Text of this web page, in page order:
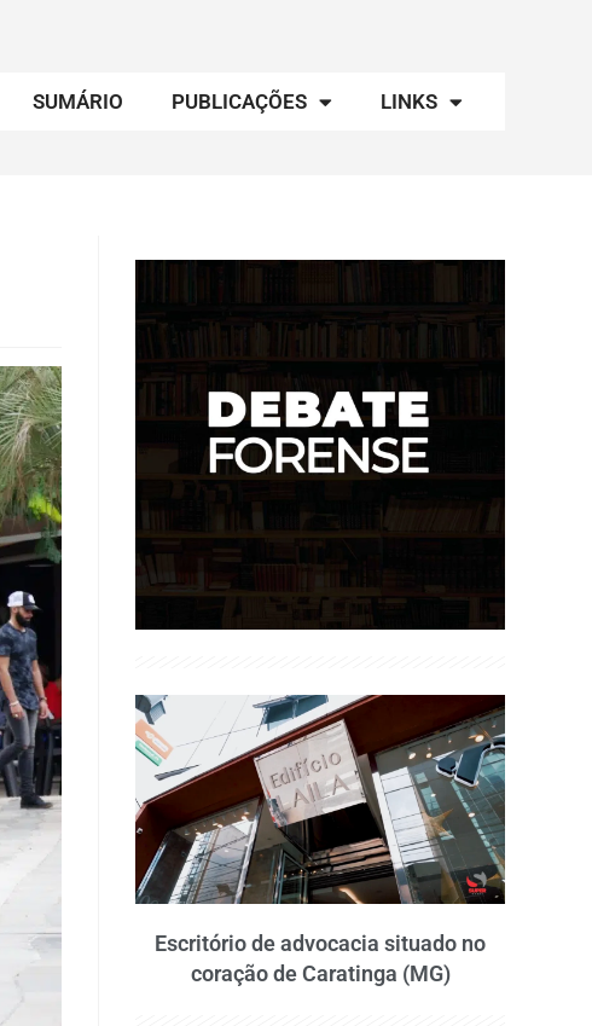
SUMÁRIO PUBLICAÇÕES LINKS
Escritório de advocacia situado no
coração de Caratinga (MG)